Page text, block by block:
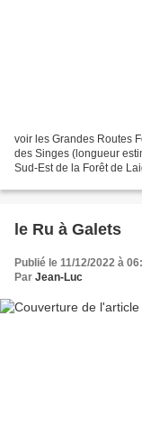
voir les Grandes Routes
des Singes (longueur
Sud-Est de la Forêt de
le Ru à Galets
Publié le 11/12/2022 à
Par Jean-Luc